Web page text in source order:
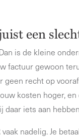
een
is de kleine
factuur gewoon
recht op
kosten hoger,
daar iets aan
nadelig. Je